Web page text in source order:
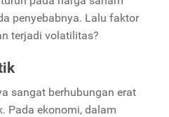
penyebabnya. Lalu faktor
terjadi volatilitas?
sangat berhubungan erat
Pada ekonomi, dalam